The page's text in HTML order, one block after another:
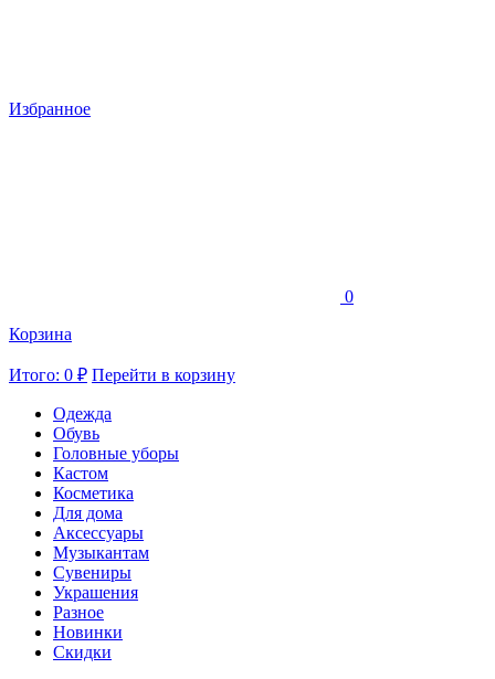
Избранное
0
Корзина
Итого: 0 ₽ Перейти в корзину
Одежда
Обувь
Головные уборы
Кастом
Косметика
Для дома
Аксессуары
Музыкантам
Сувениры
Украшения
Разное
Новинки
Скидки